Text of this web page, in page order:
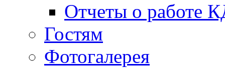
Отчеты о работе
Гостям
Фотогалерея